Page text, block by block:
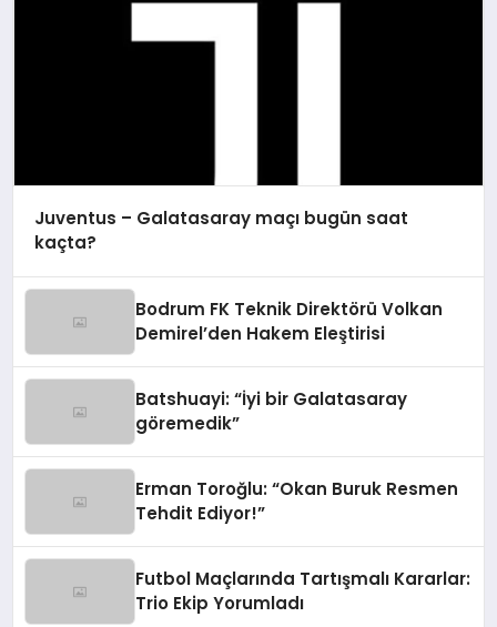
Juventus – Galatasaray maçı bugün saat
kaçta?
Bodrum FK Teknik Direktörü Volkan
Demirel’den Hakem Eleştirisi
Batshuayi: “İyi bir Galatasaray
göremedik”
Erman Toroğlu: “Okan Buruk Resmen
Tehdit Ediyor!”
Futbol Maçlarında Tartışmalı Kararlar:
Trio Ekip Yorumladı